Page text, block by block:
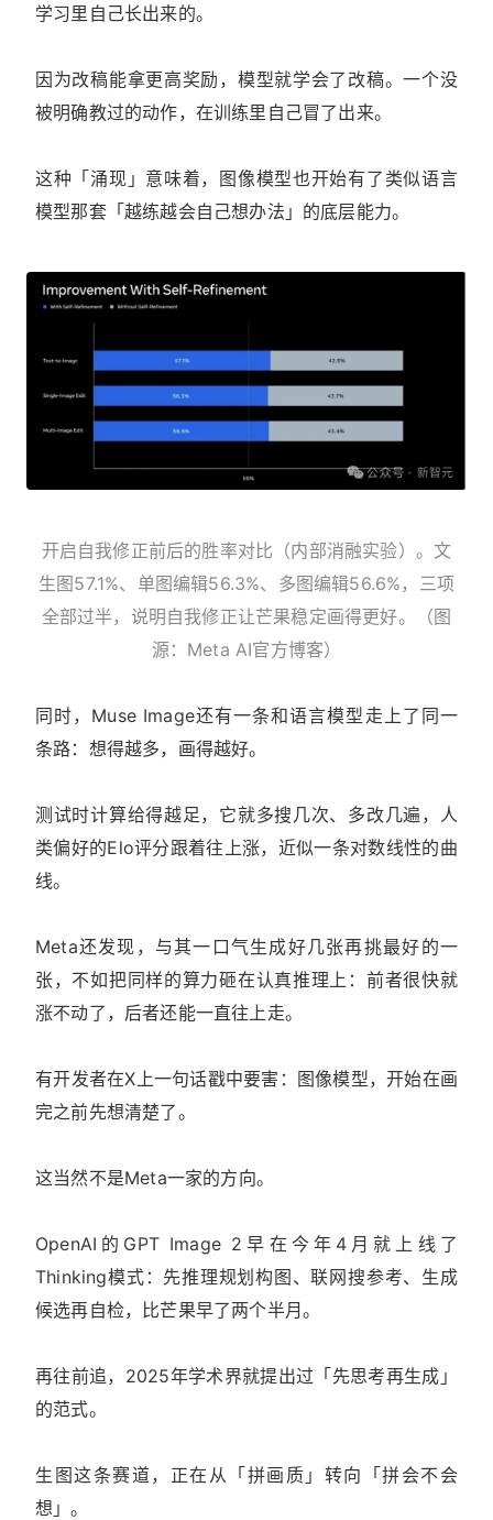
学习里自己长出来的。
因为改稿能拿更高奖励，模型就学会了改稿。一个没
被明确教过的动作，在训练里自己冒了出来。
这种「涌现」意味着，图像模型也开始有了类似语言
模型那套「越练越会自己想办法」的底层能力。
开启自我修正前后的胜率对比（内部消融实验）。文
生图57.1%、单图编辑56.3%、多图编辑56.6%，三项
全部过半，说明自我修正让芒果稳定画得更好。（图
源：Meta AI官方博客）
同时，Muse Image还有一条和语言模型走上了同一
条路：想得越多，画得越好。
测试时计算给得越足，它就多搜几次、多改几遍，人
类偏好的Elo评分跟着往上涨，近似一条对数线性的曲
线。
Meta还发现，与其一口气生成好几张再挑最好的一
张，不如把同样的算力砸在认真推理上：前者很快就
涨不动了，后者还能一直往上走。
有开发者在X上一句话戳中要害：图像模型，开始在画
完之前先想清楚了。
这当然不是Meta一家的方向。
OpenAI的GPT Image 2早在今年4月就上线了
Thinking模式：先推理规划构图、联网搜参考、生成
候选再自检，比芒果早了两个半月。
再往前追，2025年学术界就提出过「先思考再生成」
的范式。
生图这条赛道，正在从「拼画质」转向「拼会不会
想」。